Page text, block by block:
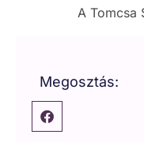
A Tomcsa
Megosztás: